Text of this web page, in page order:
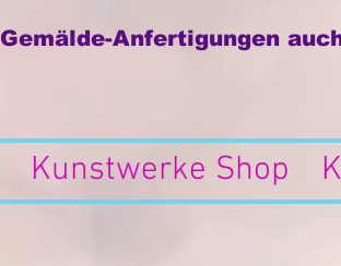
Gemälde-Anfertigungen
Kunstwerke Shop